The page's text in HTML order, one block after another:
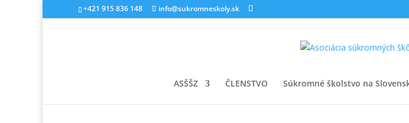
+421 915 836 148 info@sukromneskoly.sk
ASŠŠZ ČLENSTVO Súkromné školstvo na